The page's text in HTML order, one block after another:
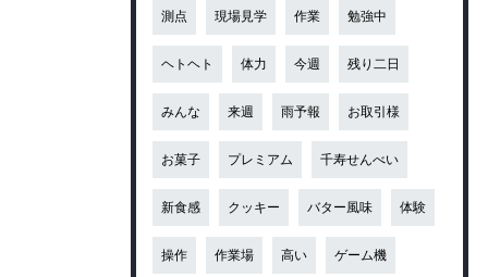
測点 現場見学 作業 勉強中
ヘトヘト 体力 今週 残り二日
みんな 来週 雨予報 お取引様
お菓子 プレミアム 千寿せんべい
新食感 クッキー バター風味 体験
操作 作業場 高い ゲーム機